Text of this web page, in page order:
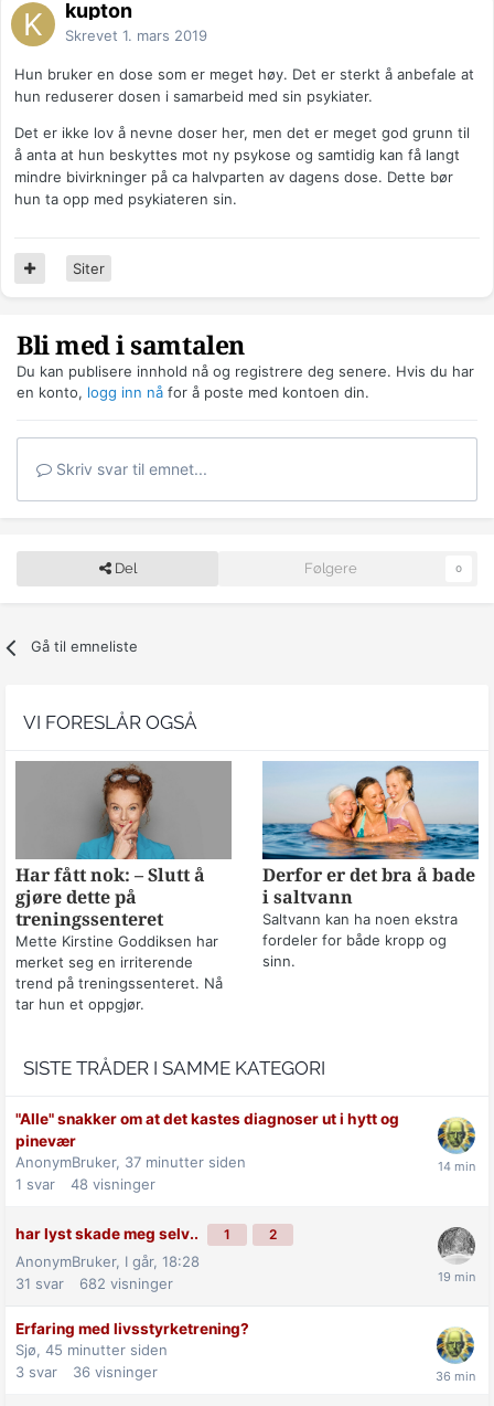
kupton
Skrevet 1. mars 2019
Hun bruker en dose som er meget høy. Det er sterkt å anbefale at
hun reduserer dosen i samarbeid med sin psykiater.
Det er ikke lov å nevne doser her, men det er meget god grunn til
å anta at hun beskyttes mot ny psykose og samtidig kan få langt
mindre bivirkninger på ca halvparten av dagens dose. Dette bør
hun ta opp med psykiateren sin.
Siter
Bli med i samtalen
Du kan publisere innhold nå og registrere deg senere. Hvis du har
en konto, logg inn nå for å poste med kontoen din.
Skriv svar til emnet...
Del Følgere 0
Gå til emneliste
VI FORESLÅR OGSÅ
Har fått nok: – Slutt å
gjøre dette på
treningssenteret
Mette Kirstine Goddiksen har
merket seg en irriterende
trend på treningssenteret. Nå
tar hun et oppgjør.
Derfor er det bra å bade
i saltvann
Saltvann kan ha noen ekstra
fordeler for både kropp og
sinn.
SISTE TRÅDER I SAMME KATEGORI
"Alle" snakker om at det kastes diagnoser ut i hytt og
pinevær
AnonymBruker, 37 minutter siden
1 svar 48 visninger
har lyst skade meg selv.. 1 2
AnonymBruker, I går, 18:28
31 svar 682 visninger
Erfaring med livsstyrketrening?
Sjø, 45 minutter siden
3 svar 36 visninger